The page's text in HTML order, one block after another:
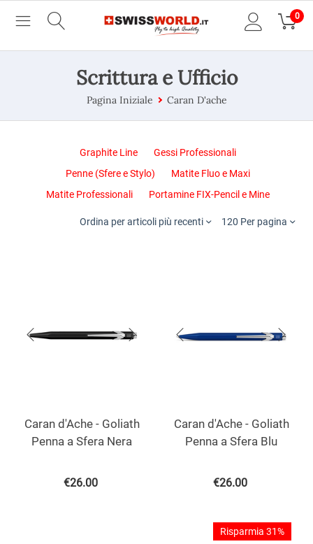
0
Scrittura e Ufficio
Pagina Iniziale Caran D'ache
Graphite Line
Gessi Professionali
Penne (Sfere e Stylo)
Matite Fluo e Maxi
Matite Professionali
Portamine FIX-Pencil e Mine
Ordina per articoli più recenti 120 Per pagina
Caran d'Ache - Goliath
Penna a Sfera Nera
€26.00
Caran d'Ache - Goliath
Penna a Sfera Blu
€26.00
Risparmia 31%